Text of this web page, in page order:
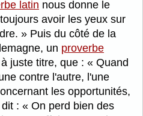
latin nous donne le
avoir les yeux sur
Puis du côté de la
un proverbe
juste titre, que :
Quand
contre l'autre, l'une
les opportunités,
:
On perd bien des